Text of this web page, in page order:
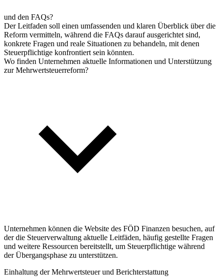
und den FAQs?
Der Leitfaden soll einen umfassenden und klaren Überblick über die
Reform vermitteln, während die FAQs darauf ausgerichtet sind,
konkrete Fragen und reale Situationen zu behandeln, mit denen
Steuerpflichtige konfrontiert sein könnten.
Wo finden Unternehmen aktuelle Informationen und Unterstützung
zur Mehrwertsteuerreform?
Unternehmen können die Website des FÖD Finanzen besuchen, auf
der die Steuerverwaltung aktuelle Leitfäden, häufig gestellte Fragen
und weitere Ressourcen bereitstellt, um Steuerpflichtige während
der Übergangsphase zu unterstützen.
Einhaltung der Mehrwertsteuer und Berichterstattung